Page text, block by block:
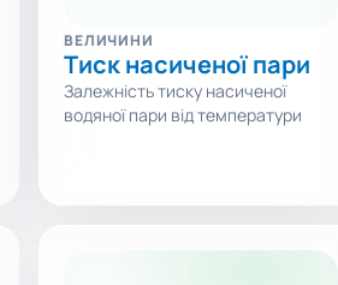
ВЕЛИЧИНИ
Тиск насиченої пари
Залежність тиску насиченої
водяної пари від температури